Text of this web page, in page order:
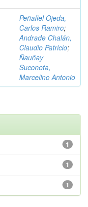
Peñafiel Ojeda,
Carlos Ramiro;
Andrade Chalán,
Claudio Patricio;
Ñauñay
Suconota,
Marcelino Antonio
1
1
1